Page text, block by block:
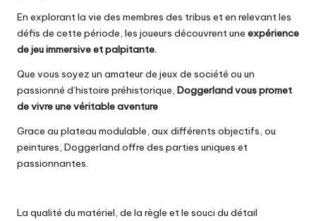
En explorant la vie des membres des tribus et en relevant les
défis de cette période, les joueurs découvrent une expérience
de jeu immersive et palpitante.
Que vous soyez un amateur de jeux de société ou un
passionné d’histoire préhistorique, Doggerland vous promet
de vivre une véritable aventure
Grace au plateau modulable, aux différents objectifs, ou
peintures, Doggerland offre des parties uniques et
passionnantes.
La qualité du matériel, de la règle et le souci du détail